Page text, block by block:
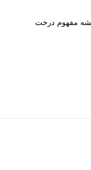
مفهوم درخت